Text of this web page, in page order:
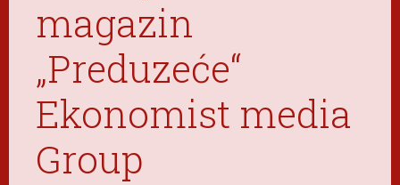
magazin
„Preduzeće“
Ekonomist media
Group